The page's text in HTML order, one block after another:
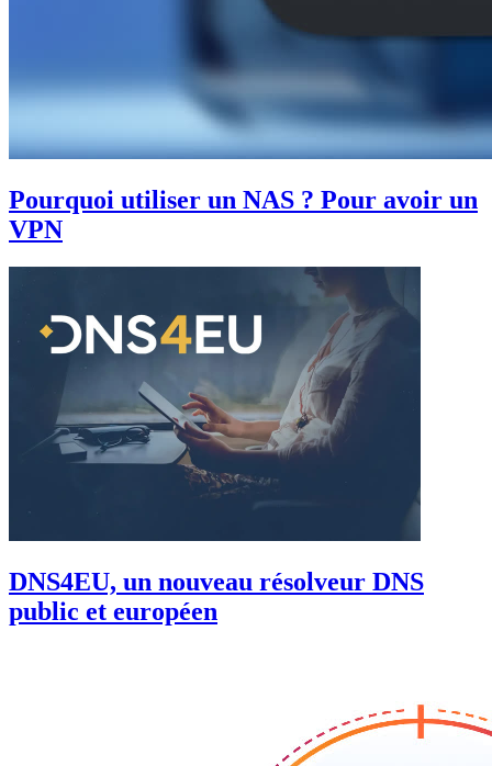
Pourquoi utiliser un NAS ? Pour avoir un
VPN
DNS4EU, un nouveau résolveur DNS
public et européen